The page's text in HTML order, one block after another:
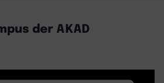
der AKAD